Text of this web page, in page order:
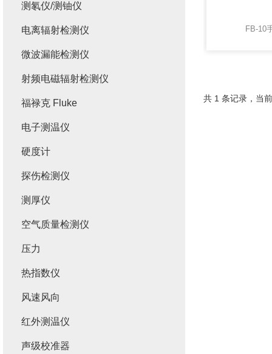
FB-10
共 1 条记录，当
测氡仪/测铀仪
电离辐射检测仪
微波漏能检测仪
射频电磁辐射检测仪
福禄克 Fluke
电子测温仪
硬度计
探伤检测仪
测厚仪
空气质量检测仪
压力
热指数仪
风速风向
红外测温仪
声级校准器